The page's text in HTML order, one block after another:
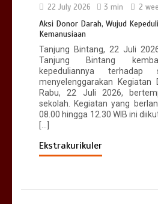
22 July 2026
3 min 2
Aksi Donor Darah, Wujud
Kemanusiaan
Tanjung Bintang, 22 Juli
Tanjung Bintang
kepeduliannya terhadap
menyelenggarakan Kegiatan
Rabu, 22 Juli 2026,
sekolah. Kegiatan yang
08.00 hingga 12.30 WIB ini
[…]
Ekstrakurikuler